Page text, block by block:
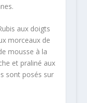
aux doigts
morceaux de
mousse à la
et praliné aux
sont posés sur